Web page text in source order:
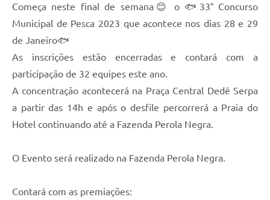
Começa neste final de semana😊 o 🐟33° Concurso
Municipal de Pesca 2023 que acontece nos dias 28 e 29
de Janeiro🐟
As inscrições estão encerradas e contará com a
participação de 32 equipes este ano.
A concentração acontecerá na Praça Central Dedê Serpa
a partir das 14h e após o desfile percorrerá a Praia do
Hotel continuando até a Fazenda Perola Negra.
O Evento será realizado na Fazenda Perola Negra.
Contará com as premiações: